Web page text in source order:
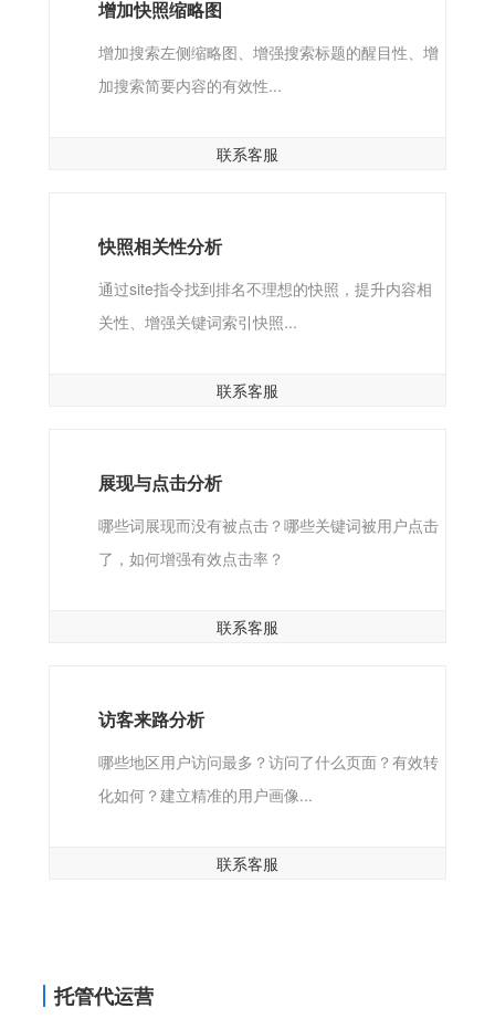
增加快照缩略图
增加搜索左侧缩略图、增强搜索标题的醒目性、增
加搜索简要内容的有效性...
联系客服
快照相关性分析
通过site指令找到排名不理想的快照，提升内容相
关性、增强关键词索引快照...
联系客服
展现与点击分析
哪些词展现而没有被点击？哪些关键词被用户点击
了，如何增强有效点击率？
联系客服
访客来路分析
哪些地区用户访问最多？访问了什么页面？有效转
化如何？建立精准的用户画像...
联系客服
托管代运营